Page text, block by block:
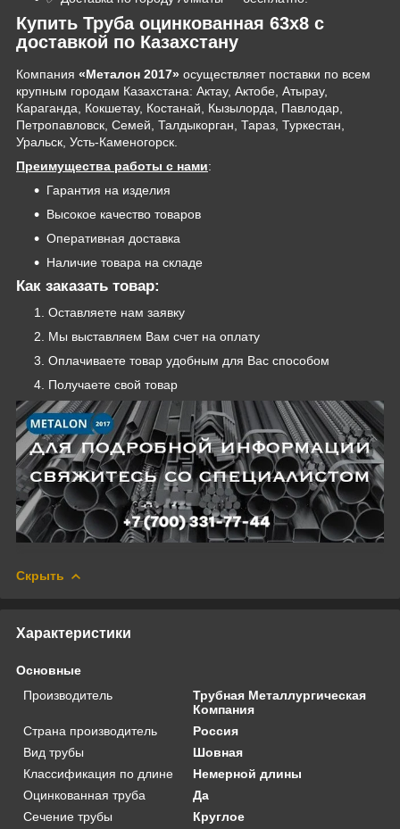
Купить Труба оцинкованная 63х8 с
доставкой по Казахстану
Компания «Металон 2017» осуществляет поставки по всем
крупным городам Казахстана: Актау, Актобе, Атырау,
Караганда, Кокшетау, Костанай, Кызылорда, Павлодар,
Петропавловск, Семей, Талдыкорган, Тараз, Туркестан,
Уральск, Усть-Каменогорск.
Преимущества работы с нами:
Гарантия на изделия
Высокое качество товаров
Оперативная доставка
Наличие товара на складе
Как заказать товар:
Оставляете нам заявку
Мы выставляем Вам счет на оплату
Оплачиваете товар удобным для Вас способом
Получаете свой товар
Скрыть
Характеристики
Основные
Производитель
Трубная Металлургическая
Компания
Страна производитель
Россия
Вид трубы
Шовная
Классификация по длине
Немерной длины
Оцинкованная труба
Да
Сечение трубы
Круглое